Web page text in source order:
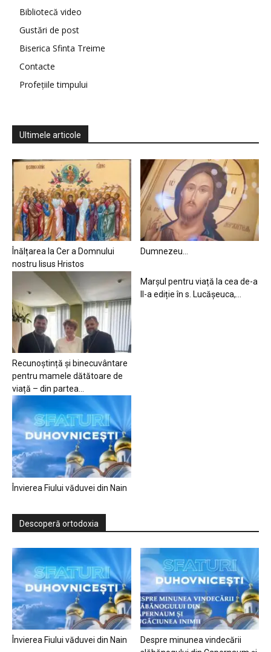
Bibliotecă video
Gustări de post
Biserica Sfinta Treime
Contacte
Profețiile timpului
Ultimele articole
Înălțarea la Cer a Domnului
nostru Iisus Hristos
Dumnezeu…
Recunoștință și binecuvântare
pentru mamele dătătoare de
viață – din partea...
Marșul pentru viață la cea de-a
II-a ediție în s. Lucășeuca,...
Învierea Fiului văduvei din Nain
Descoperă ortodoxia
Învierea Fiului văduvei din Nain
Despre minunea vindecării